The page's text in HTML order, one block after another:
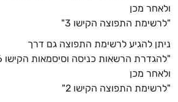
ולאחר מכן
"לרשימת התפוצה הקישו 3"
ניתן להגיע לרשימת התפוצה גם דרך
"להגדרת הרשאות כניסה וסיסמאות הקישו 6"
ולאחר מכן
"לרשימת התפוצה הקישו 2"